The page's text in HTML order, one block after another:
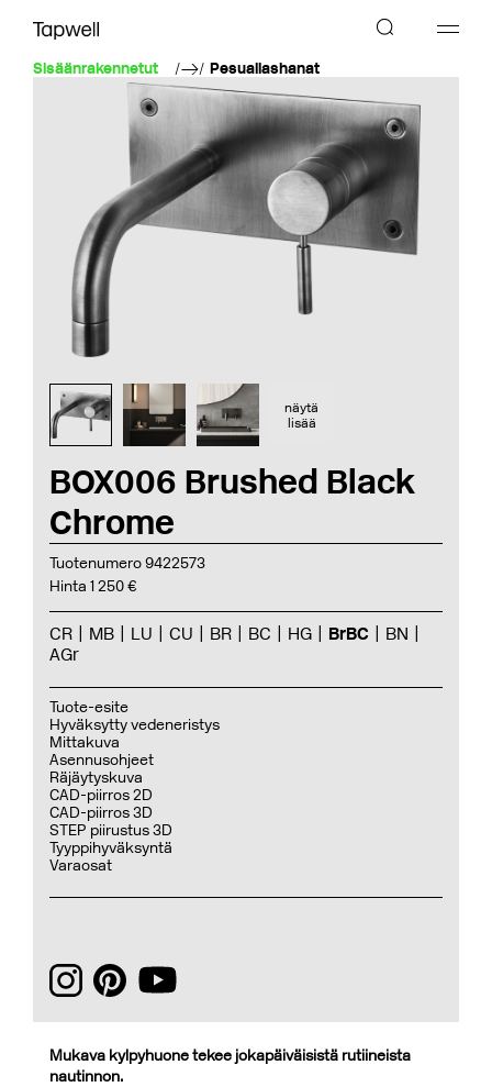
Sisäänrakennetut Pesuallashanat
BOX006 Brushed Black
Chrome
Tuotenumero 9422573
Hinta 1 250 €
CR MB LU CU BR BC HG BrBC
BN
AGr
Tuote-esite
Hyväksytty vedeneristys
Mittakuva
Asennusohjeet
Räjäytyskuva
CAD-piirros 2D
CAD-piirros 3D
STEP piirustus 3D
Tyyppihyväksyntä
Varaosat
näytä
lisää
Mukava kylpyhuone tekee jokapäiväisistä rutiineista
nautinnon.